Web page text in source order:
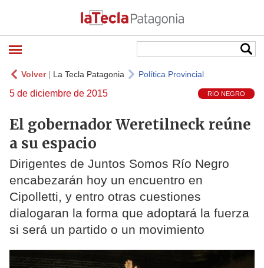
Volver| La Tecla Patagonia Política Provincial
5 de diciembre de 2015 RíO NEGRO
El gobernador Weretilneck reúne
a su espacio
Dirigentes de Juntos Somos Río Negro
encabezarán hoy un encuentro en
Cipolletti, y entro otras cuestiones
dialogaran la forma que adoptará la fuerza
si será un partido o un movimiento